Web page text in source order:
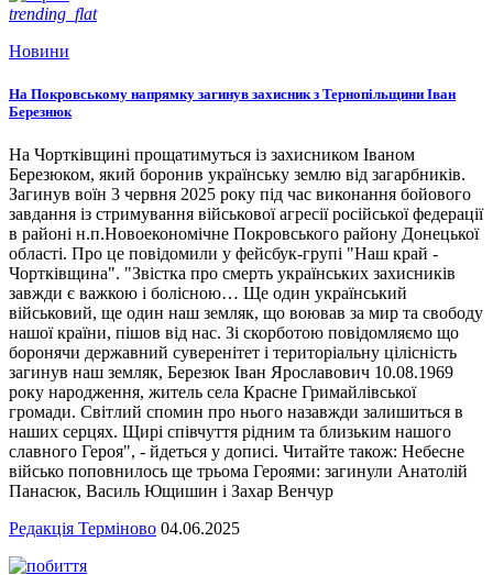
trending_flat
Новини
На Покровському напрямку загинув захисник з Тернопільщини Іван
Березнюк
На Чортківщині прощатимуться із захисником Іваном
Березюком, який боронив українську землю від загарбників.
Загинув воїн 3 червня 2025 року під час виконання бойового
завдання із стримування військової агресії російської федерації
в районі н.п.Новоекономічне Покровського району Донецької
області. Про це повідомили у фейсбук-групі "Наш край -
Чортківщина". "Звістка про смерть українських захисників
завжди є важкою і болісною… Ще один український
військовий, ще один наш земляк, що воював за мир та свободу
нашої країни, пішов від нас. Зі скорботою повідомляємо що
боронячи державний суверенітет і територіальну цілісність
загинув наш земляк, Березюк Іван Ярославович 10.08.1969
року народження, житель села Красне Гримайлівської
громади. Світлий спомин про нього назавжди залишиться в
наших серцях. Щирі співчуття рідним та близьким нашого
славного Героя", - йдеться у дописі. Читайте також: Небесне
військо поповнилось ще трьома Героями: загинули Анатолій
Панасюк, Василь Ющишин і Захар Венчур
Редакція Терміново 04.06.2025